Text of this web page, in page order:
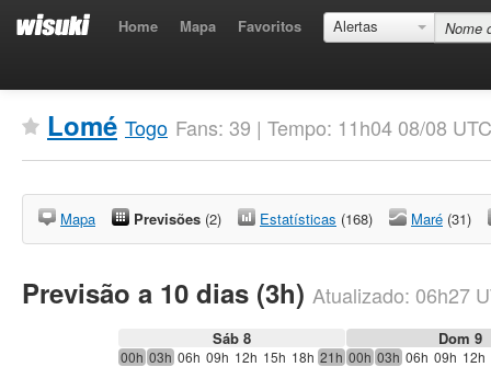
Home Mapa Favoritos Alertas
Lomé Togo Fans: 39 | Tempo: 11h04 08/08
Mapa Previsões (2) Estatísticas (168) Maré (31)
Previsão a 10 dias (3h) Atualizado: 06h27
Sáb 8 Dom 9
00h 03h 06h 09h 12h 15h 18h 21h 00h 03h 06h 09h 12h